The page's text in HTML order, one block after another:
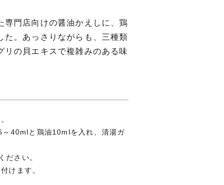
専門店向けの醤油かえしに、鶏
た。あっさりながらも、三種類
リの貝エキスで複雑みのある味
40mlと鶏油10mlを入れ、清湯ガ
ださい。
けます。